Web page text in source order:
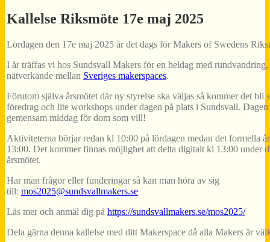
Kallelse Riksmöte 17e maj 2025
Lördagen den 17e maj 2025 är det dags för Makers of Swedens
I år träffas vi hos Sundsvall Makers för en heldag med
nätverkande mellan Sveriges makerspaces.
Förutom själva årsmötet där ny styrelse ska väljas så kommer det bli
föredrag och lite workshops under dagen på plats i Sundsvall. Dagen
gemensam middag för dom som vill!
Aktiviteterna börjar redan kl 10:00 på lördagen medan det formella
13:00. Det kommer finnas möjlighet att delta digitalt kl 13:00 under
årsmötet.
Har man frågor eller funderingar så kan man höra av sig
till: mos2025@sundsvallmakers.se
Läs mer och anmäl dig på https://sundsvallmakers.se/mos2025/
Dela gärna denna kallelse med ditt Makerspace då alla Makers är